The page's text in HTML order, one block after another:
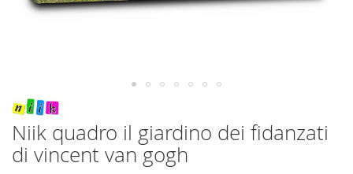
Vai
all'inizio
della
galleria
di
Niik quadro il giardino dei fidanzati
di vincent van gogh